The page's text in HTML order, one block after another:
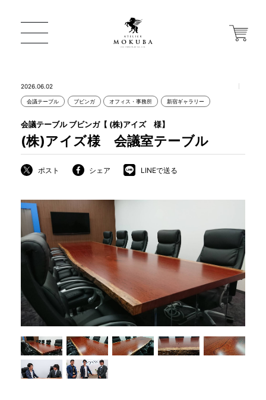
店舗から探す
一枚板 ATELIER MOKUBA HOME
MOKUBA について
商品情報
直営店
イベント
2026.06.02
会議テーブル ブビンガ オフィス・事務所 新宿ギャラリー
(株)アイズ様 会議室テーブル
会議テーブル ブビンガ【 (株)アイズ 様】
ポスト シェア LINEで送る